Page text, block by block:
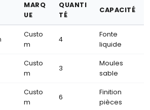
MARQ
UE
QUANTI
TÉ
CAPACITÉ
Custo
m
4
Fonte
liquide
Custo
m
3
Moules
sable
Custo
m
6
Finition
pièces